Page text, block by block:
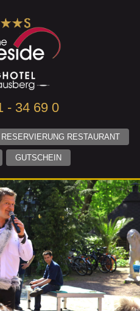
- 34 69 0
RESERVIERUNG RESTAURANT
GUTSCHEIN